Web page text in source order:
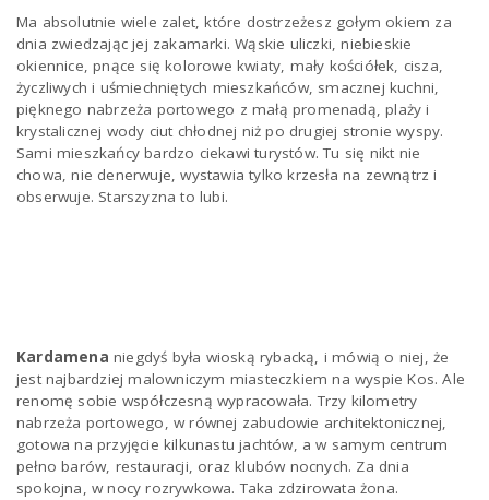
Ma absolutnie wiele zalet, które dostrzeżesz gołym okiem za
dnia zwiedzając jej zakamarki. Wąskie uliczki, niebieskie
okiennice, pnące się kolorowe kwiaty, mały kościółek, cisza,
życzliwych i uśmiechniętych mieszkańców, smacznej kuchni,
pięknego nabrzeża portowego z małą promenadą, plaży i
krystalicznej wody ciut chłodnej niż po drugiej stronie wyspy.
Sami mieszkańcy bardzo ciekawi turystów. Tu się nikt nie
chowa, nie denerwuje, wystawia tylko krzesła na zewnątrz i
obserwuje. Starszyzna to lubi.
Kardamena niegdyś była wioską rybacką, i mówią o niej, że
jest najbardziej malowniczym miasteczkiem na wyspie Kos. Ale
renomę sobie współczesną wypracowała. Trzy kilometry
nabrzeża portowego, w równej zabudowie architektonicznej,
gotowa na przyjęcie kilkunastu jachtów, a w samym centrum
pełno barów, restauracji, oraz klubów nocnych. Za dnia
spokojna, w nocy rozrywkowa. Taka zdzirowata żona.